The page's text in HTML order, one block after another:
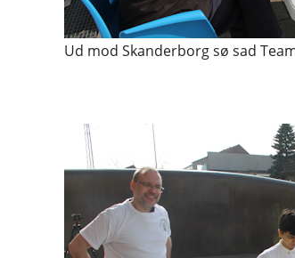
Ud mod Skanderborg sø sad